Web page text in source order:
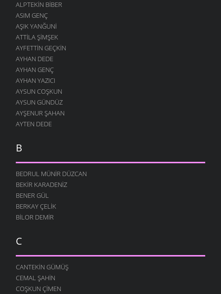
ALPTEKIN BIBER
ASIM GENÇ
AŞIK YANĞUNI
ATTILA ŞIMŞEK
AYFETTIN GEÇKIN
AYHAN DEDE
AYHAN GENÇ
AYHAN YAZICI
AYSUN COŞKUN
AYSUN GÜNDÜZ
AYŞENUR ŞAHAN
AYTEN DEDE
B
BEDRUL MÜNIR DÜZCAN
BEKIR KARADENIZ
BENER GÜL
BERKAY ÇELIK
BILOR DEMIR
C
CANTEKIN GÜMÜŞ
CEMAL ŞAHIN
COŞKUN ÇIMEN